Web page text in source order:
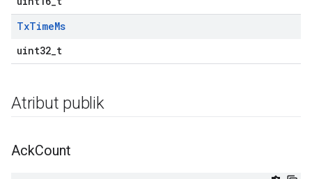
TxTimeMs
uint32_t
Atribut publik
AckCount